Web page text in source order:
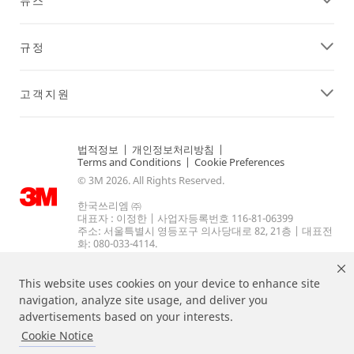
This website uses cookies on your device to enhance site
navigation, analyze site usage, and deliver you
advertisements based on your interests.
Cookie Notice
규정
고객지원
법적정보 | 개인정보처리방침 |
Terms and Conditions | Cookie Preferences
© 3M 2026. All Rights Reserved.
한국쓰리엠 ㈜
대표자 : 이정한 | 사업자등록번호 116-81-06399
주소: 서울특별시 영등포구 의사당대로 82, 21층 | 대표전
화: 080-033-4114.